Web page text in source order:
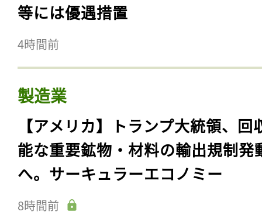
等には優遇措置
4時間前
製造業
【アメリカ】トランプ大統領、回
能な重要鉱物・材料の輸出規制発
へ。サーキュラーエコノミー
8時間前